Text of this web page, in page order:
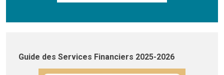
Guide des Services Financiers 2025-2026